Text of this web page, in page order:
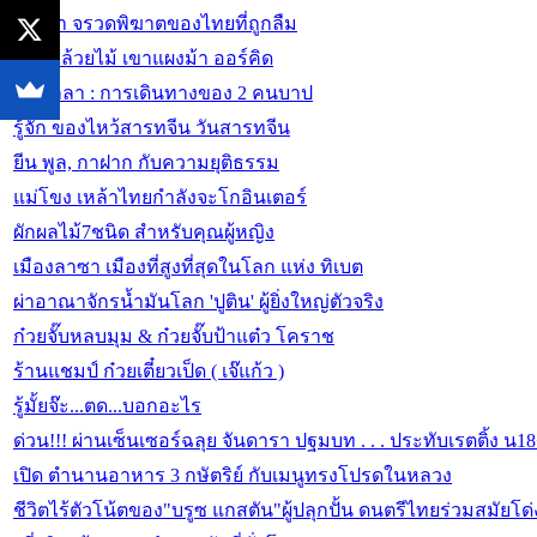
เห่าฟ้า จรวดพิฆาตของไทยที่ถูกลืม
สวนกล้วยไม้ เขาแผงม้า ออร์คิด
ชัมบาลา : การเดินทางของ 2 คนบาป
รู้จัก ของไหว้สารทจีน วันสารทจีน
ยีน พูล, กาฝาก กับความยุติธรรม
แม่โขง เหล้าไทยกำลังจะโกอินเตอร์
ผักผลไม้7ชนิด สำหรับคุณผู้หญิง
เมืองลาซา เมืองที่สูงที่สุดในโลก แห่ง ทิเบต
ผ่าอาณาจักรน้ำมันโลก 'ปูติน' ผู้ยิ่งใหญ่ตัวจริง
ก๋วยจั๊บหลบมุม & ก๋วยจั๊บป้าแต๋ว โคราช
ร้านแชมป์ ก๋วยเตี๋ยวเป็ด ( เจ๊แก้ว )
รู้มั้ยจ๊ะ...ตด...บอกอะไร
ด่วน!!! ผ่านเซ็นเซอร์ฉลุย จันดารา ปฐมบท . . . ประทับเรตติ้ง น
เปิด ตำนานอาหาร 3 กษัตริย์ กับเมนูทรงโปรดในหลวง
ชีวิตไร้ตัวโน้ตของ"บรูซ แกสตัน"ผู้ปลุกปั้น ดนตรีไทยร่วมสมัยโด่